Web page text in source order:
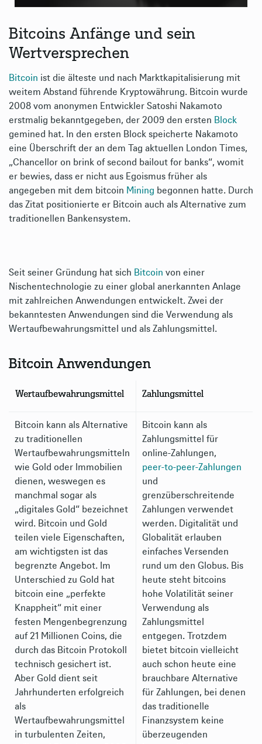
Bitcoins Anfänge und sein
Wertversprechen
Bitcoin ist die älteste und nach Marktkapitalisierung mit
weitem Abstand führende Kryptowährung. Bitcoin wurde
2008 vom anonymen Entwickler Satoshi Nakamoto
erstmalig bekanntgegeben, der 2009 den ersten Block
gemined hat. In den ersten Block speicherte Nakamoto
eine Überschrift der an dem Tag aktuellen London Times,
„Chancellor on brink of second bailout for banks“, womit
er bewies, dass er nicht aus Egoismus früher als
angegeben mit dem bitcoin Mining begonnen hatte. Durch
das Zitat positionierte er Bitcoin auch als Alternative zum
traditionellen Bankensystem.
Seit seiner Gründung hat sich Bitcoin von einer
Nischentechnologie zu einer global anerkannten Anlage
mit zahlreichen Anwendungen entwickelt. Zwei der
bekanntesten Anwendungen sind die Verwendung als
Wertaufbewahrungsmittel und als Zahlungsmittel.
Bitcoin Anwendungen
Wertaufbewahrungsmittel Zahlungsmittel
Bitcoin kann als Alternative
zu traditionellen
Wertaufbewahrungsmitteln
wie Gold oder Immobilien
dienen, weswegen es
manchmal sogar als
„digitales Gold“ bezeichnet
wird. Bitcoin und Gold
teilen viele Eigenschaften,
am wichtigsten ist das
begrenzte Angebot. Im
Unterschied zu Gold hat
bitcoin eine „perfekte
Knappheit“ mit einer
festen Mengenbegrenzung
auf 21 Millionen Coins, die
durch das Bitcoin Protokoll
technisch gesichert ist.
Aber Gold dient seit
Jahrhunderten erfolgreich
als
Wertaufbewahrungsmittel
in turbulenten Zeiten,
Bitcoin kann als
Zahlungsmittel für
online-Zahlungen,
peer-to-peer-Zahlungen
und
grenzüberschreitende
Zahlungen verwendet
werden. Digitalität und
Globalität erlauben
einfaches Versenden
rund um den Globus. Bis
heute steht bitcoins
hohe Volatilität seiner
Verwendung als
Zahlungsmittel
entgegen. Trotzdem
bietet bitcoin vielleicht
auch schon heute eine
brauchbare Alternative
für Zahlungen, bei denen
das traditionelle
Finanzsystem keine
überzeugenden